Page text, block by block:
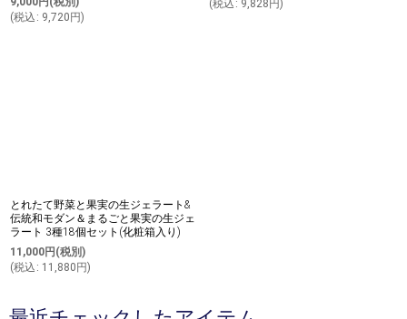
(税込 : 9,720 円)
(税込 : 9,828 円)
とれたて野菜と果実の生ジェラート&
伝統和モダン＆まるごと果実の生ジェ
ラート 3種18個セット(化粧箱入り)
11,000円 (税別)
(税込 : 11,880 円)